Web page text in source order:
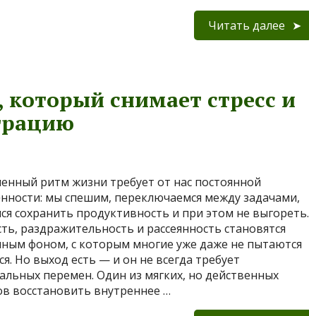
Читать далее
снимает стресс и
ритм жизни требует от нас постоянной
мы спешим, переключаемся между задачами,
сохранить продуктивность и при этом не выгореть.
раздражительность и рассеянность становятся
фоном, с которым многие уже даже не пытаются
Но выход есть — и он не всегда требует
перемен. Один из мягких, но действенных
восстановить внутреннее …